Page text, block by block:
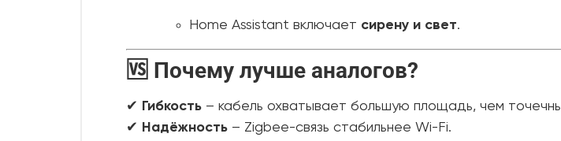
Home Assistant включает сирену и свет.
🆚 Почему лучше аналогов?
✔ Гибкость – кабель охватывает большую площадь, чем
✔ Надёжность – Zigbee-связь стабильнее Wi-Fi.